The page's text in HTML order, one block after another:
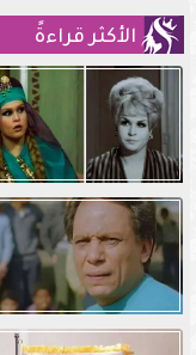
الأكثر قراءةً